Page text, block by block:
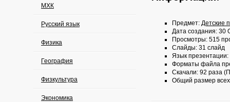
МХК
Русский язык
Физика
География
Физкультура
Экономика
Предмет: Детские
Дата создания: 30
Просмотры: 515
Слайды: 31 слайд
Язык презентации:
Форматы файла
Скачали: 92 раза
Общий размер